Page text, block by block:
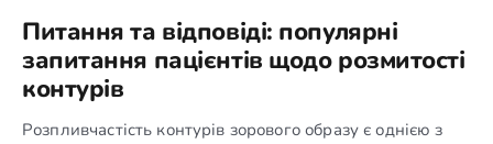
Питання та відповіді: популярні
запитання пацієнтів щодо розмитості
контурів
Розпливчастість контурів зорового образу є однією з